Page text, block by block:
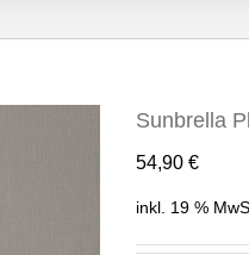
Sunbrella
54,90 €
inkl. 19 %